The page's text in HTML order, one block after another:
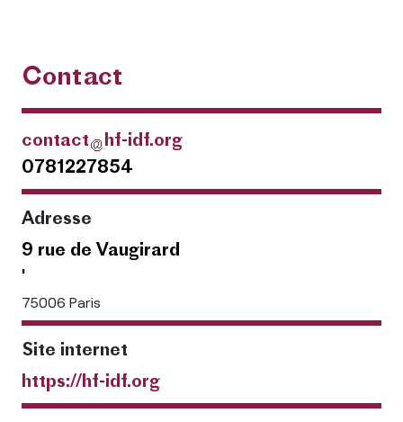
Contact
contact
hf-idf.org
0781227854
Adresse
9 rue de Vaugirard
'
75006 Paris
Site internet
https://hf-idf.org